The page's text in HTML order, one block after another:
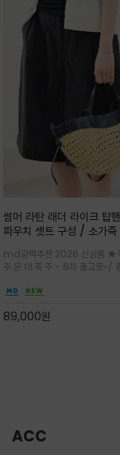
썸머 라탄 래더 라이크 탑
파우치 셋트 구성 / 소가
라이크 배색이 조화롭게 어우
들 숄더백
md강력추천 2026 신상품 ★
주.문.대.폭.주 - 6차 출고중~/
만들며 부드러운 곡선의 바스켓
양한 연출이
89,000원
ACC